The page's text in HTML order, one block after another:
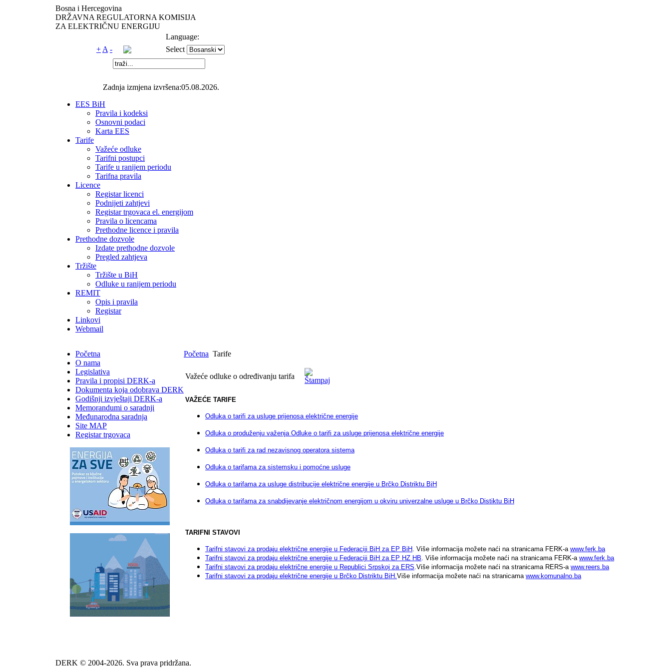
Bosna i Hercegovina
DRŽAVNA REGULATORNA KOMISIJA
ZA ELEKTRIČNU ENERGIJU
Language:
+ A - Select
Zadnja izmjena izvršena:05.08.2026.
EES BiH
Pravila i kodeksi
Osnovni podaci
Karta EES
Tarife
Važeće odluke
Tarifni postupci
Tarife u ranijem periodu
Tarifna pravila
Licence
Registar licenci
Podnijeti zahtjevi
Registar trgovaca el. energijom
Pravila o licencama
Prethodne licence i pravila
Prethodne dozvole
Izdate prethodne dozvole
Pregled zahtjeva
Tržište
Tržište u BiH
Odluke u ranijem periodu
REMIT
Opis i pravila
Registar
Linkovi
Webmail
Početna
O nama
Legislativa
Pravila i propisi DERK-a
Dokumenta koja odobrava DERK
Godišnji izvještaji DERK-a
Memorandumi o saradnji
Međunarodna saradnja
Site MAP
Registar trgovaca
Početna Tarife
Važeće odluke o određivanju tarifa
VAŽEĆE TARIFE
Odluka o tarifi za usluge prijenosa električne energije
Odluka o produženju važenja Odluke o tarifi za usluge prijenosa električne energije
Odluka o tarifi za rad nezavisnog operatora sistema
Odluka o tarifama za sistemsku i pomoćne usluge
Odluka o tarifama za usluge distribucije električne energije u Brčko Distriktu BiH
Odluka o tarifama za snabdijevanje električnom energijom u okviru univerzalne usluge u Brčko Distiktu BiH
TARIFNI STAVOVI
Tarifni stavovi za prodaju električne energije u Federaciji BiH za EP BiH. Više informacija možete naći na stranicama FERK-a www.ferk.ba
Tarifni stavovi za prodaju električne energije u Federaciji BiH za EP HZ HB. Više informacija možete naći na stranicama FERK-a www.ferk.ba
Tarifni stavovi za prodaju električne energije u Republici Srpskoj za ERS.Više informacija možete naći na stranicama RERS-a www.reers.ba
Tarifni stavovi za prodaju električne energije u Brčko Distriktu BiH.Više informacija možete naći na stranicama www.komunalno.ba
DERK © 2004-2026. Sva prava pridržana.